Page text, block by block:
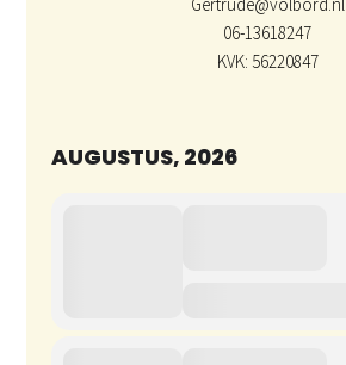
Gertrude@volbord.nl
06-13618247
KVK: 56220847
AUGUSTUS, 2026